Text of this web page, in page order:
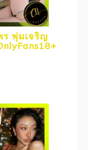
พุ่มเจริญ